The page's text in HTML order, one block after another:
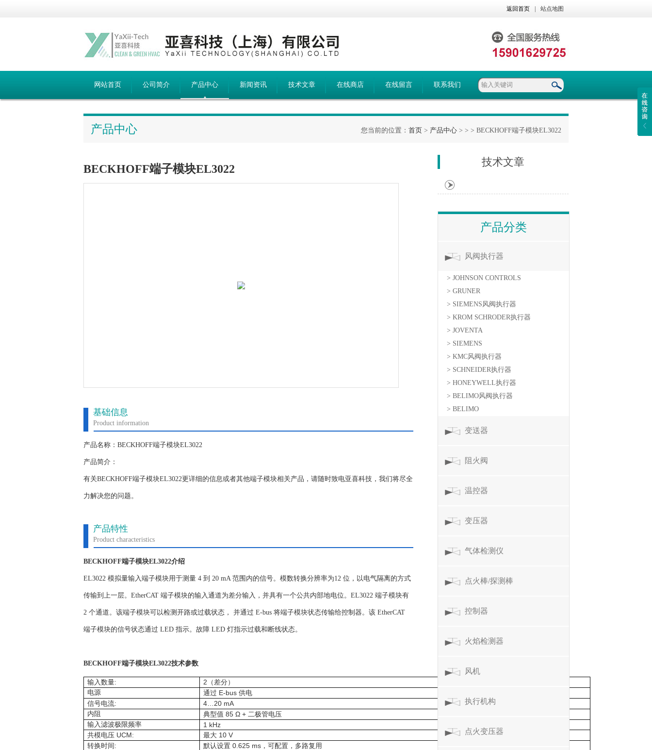
返回首页 站点地图
网站首页 公司简介 产品中心 新闻资讯 技术文章 在线商店 在线留言 联系我们
产品中心 您当前的位置： 首页 > 产品中心 > > > BECKHOFF端子模块EL3022
BECKHOFF端子模块EL3022
基础信息
Product information
产品名称：BECKHOFF端子模块EL3022
产品简介：
有关BECKHOFF端子模块EL3022更详细的信息或者其他端子模块相关产品，请随时致电亚喜科技，我们将尽全
力解决您的问题。
产品特性
Product characteristics
BECKHOFF端子模块EL3022介绍
EL3022 模拟量输入端子模块用于测量 4 到 20 mA 范围内的信号。模数转换分辨率为12 位，以电气隔离的方式
传输到上一层。EtherCAT 端子模块的输入通道为差分输入，并具有一个公共内部地电位。EL3022 端子模块有
2 个通道。该端子模块可以检测开路或过载状态， 并通过 E-bus 将端子模块状态传输给控制器。该 EtherCAT
端子模块的信号状态通过 LED 指示。故障 LED 灯指示过载和断线状态。
BECKHOFF端子模块EL3022技术参数
输入数量: 2 （差分）
电源
通过 E-bus 供电
信号电流: 4…20 mA
内阻 典型值 85 Ω + 二极管电压
输入滤波极限频率
1 kHz
共模电压 UCM: 最大 10 V
转换时间 : 默认设置 0.625 ms ，可配置，多路复用
技术文章
产品分类
风阀执行器
> JOHNSON CONTROLS
> GRUNER
> SIEMENS风阀执行器
> KROM SCHRODER执行器
> JOVENTA
> SIEMENS
> KMC风阀执行器
> SCHNEIDER执行器
> HONEYWELL执行器
> BELIMO风阀执行器
> BELIMO
变送器
阻火阀
温控器
变压器
气体检测仪
点火棒/探测棒
控制器
火焰检测器
风机
执行机构
点火变压器